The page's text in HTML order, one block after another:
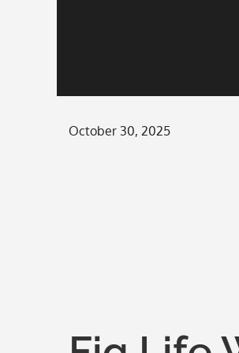
Posted
October 30, 2025